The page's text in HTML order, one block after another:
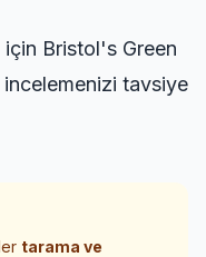
için Bristol's Green
tavsiye
tarama ve